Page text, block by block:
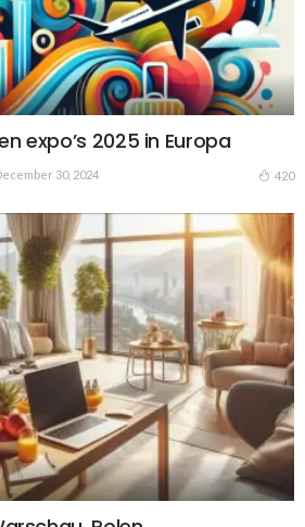
expo’s 2025 in Europa
30, 2024 420